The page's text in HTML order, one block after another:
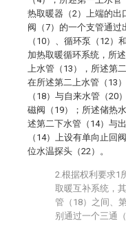
热取暖器（2）上端的出
阀（7）的一个支管通过
（10）、循环泵（12）
加热取暖循环系统，所
上水管（13），所述第
在所述第二上水管（13
（18）与自来水管（20
磁阀（19）；所述储热
述第二下水管（14）与
（14）上设有单向止回
位水温探头（22）。
2.根据权利要求1
取暖互补系统，
管（18）之间、
别通过一个三通